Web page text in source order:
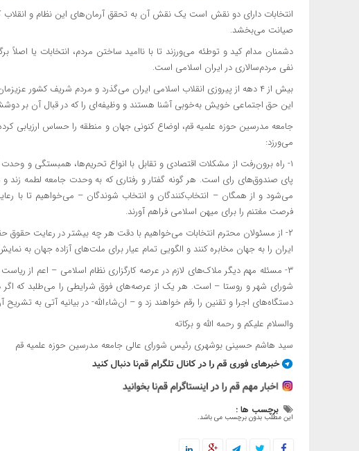
انتخابات دارای دو نقش است یک‌ نقش آن به تحقق آرمان‌های این نظام و
صیانت می‌بخشد.
دشمنان مدام کید و توطئه می‌ورزند تا با ناامید ساختن مردم، انتخابات یا
نفی مردم‌سالاری در ایران اسلامی است.
بیش از ۴ دهه از پیروزی انقلاب اسلامی ایران می‌گذرد و مردم شریف کشور
این حق اجتماعی خویش به‌خوبی آشنا هستند و وظیفه‌ای را که در قبال آن بر
جامعه مدرسین حوزه علمیه قم، اوضاع کنونی جهان و منطقه را حساس ارزیابی
می‌ورزد:
۱- راه برون‌رفت از مشکلات اقتصادی و تقابل با انواع تحریم‌ها، همبستگی و
پای صندوق‌های رای است. هر گونه گفتار و رفتاری که به وحدت جامعه لطمه زند
می‌شود و از همگان – انتخاب‌کنندگان و انتخاب شوندگان – می‌خواهیم تا با
فرصت مغتنم را برای میهن اسلامی فراهم آورند.
۲- از مسئولان محترم انتخابات می‌خواهیم با دقت هر چه بیشتر در رعایت
ایران را به جهان مخابره کنند و الگویی تمام‌ عیار برای ملت‌های آزاده جهان به
۳- مسئله مهم دیگر ملاک‌های لازم در عرصه کارگزاری نظام اسلامی – اعم از
شورای شهر و روستا – است. هر یک از عرصه‌های فوق شرایطی را می‌طلبد که اگر
دستگاه‌های اجرا و تقنین را رقم خواهند زد و – ان‌شاءالله- در بیانیه آتی به
والسلام علیکم و رحمه الله و برکاته
سید هاشم حسینی بوشهری رئیس شورای عالی جامعه مدرسین حوزه علمیه قم
برچسب ها :
این مطلب بدون برچسب می باشد.